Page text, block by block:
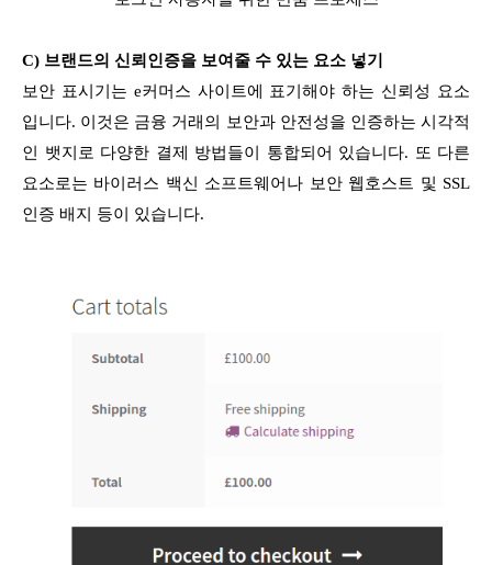
C) 브랜드의 신뢰인증을 보여줄 수 있는 요소 넣기
보안 표시기는 e커머스 사이트에 표기해야 하는 신뢰성 요소
입니다. 이것은 금융 거래의 보안과 안전성을 인증하는 시각적
인 뱃지로 다양한 결제 방법들이 통합되어 있습니다. 또 다른
요소로는 바이러스 백신 소프트웨어나 보안 웹호스트 및 SSL
인증 배지 등이 있습니다.